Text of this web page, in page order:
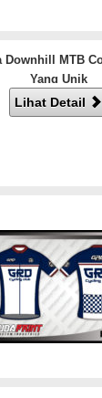
Downhill MTB
Yang Unik
Lihat Detail